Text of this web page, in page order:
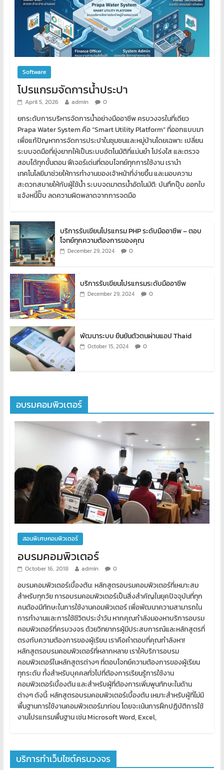
Software
โปรแกรมจัดการน้ำประปา
April 5, 2026 admin 0
ยกระดับการบริหารจัดการน้ำอย่างมืออาชีพ ครบวงจรในที่เดียว
Prapa Water System คือ “Smart Utility Platform” ที่ออกแบบมา
เพื่อแก้ปัญหาการจัดการประปาในชุมชนและหมู่บ้านโดยเฉพาะ เปลี่ยน
ระบบจดมือที่ยุ่งยากให้เป็นระบบอัตโนมัติที่แม่นยำ โปร่งใส และตรวจ
สอบได้ทุกขั้นตอน ฟีเจอร์เด่นที่ตอบโจทย์ทุกการใช้งาน เรานำ
เทคโนโลยีมาช่วยให้การทำงานของเจ้าหน้าที่ง่ายขึ้น และมอบความ
สะดวกสบายให้กับผู้ใช้น้ำ ระบบจดมาตรน้ำอัตโนมัติ: บันทึกปุ๊บ ออกใบ
แจ้งหนี้ปั๊บ ลดความผิดพลาดจากการจดมือ
บริการรับเขียนโปรแกรม PHP ระดับมืออาชีพ – ตอบ
โจทย์ทุกความต้องการของคุณ
December 29, 2024 0
บริการรับเขียนโปรแกรมระดับมืออาชีพ
December 29, 2024 0
พัฒนาระบบ ยืนยันตัวตนผ่านแอป Thaid
October 15, 2024 0
อบรมคอมพิวเตอร์
สอนพิเศษคอมพิวเตอร์
อบรมคอมพิวเตอร์
October 16, 2018 admin 0
อบรมคอมพิวเตอร์เบื้องต้น: หลักสูตรอบรมคอมพิวเตอร์ที่เหมาะสม
สำหรับทุกวัย การอบรมคอมพิวเตอร์เป็นสิ่งสำคัญในยุคปัจจุบันที่ทุก
คนต้องมีทักษะในการใช้งานคอมพิวเตอร์ เพื่อพัฒนาความสามารถใน
การทำงานและการใช้ชีวิตประจำวัน หากคุณกำลังมองหาบริการอบรม
คอมพิวเตอร์ที่ครบวงจร ด้วยวิทยากรผู้มีประสบการณ์และหลักสูตรที่
ตรงกับความต้องการของผู้เรียน เราคือคำตอบที่คุณกำลังหา!
หลักสูตรอบรมคอมพิวเตอร์ที่หลากหลาย เราให้บริการอบรม
คอมพิวเตอร์ในหลักสูตรต่างๆ ที่ตอบโจทย์ความต้องการของผู้เรียน
ทุกระดับ ทั้งสำหรับบุคคลทั่วไปที่ต้องการเรียนรู้การใช้งาน
คอมพิวเตอร์เบื้องต้น และสำหรับผู้ที่ต้องการเพิ่มพูนทักษะในด้าน
ต่างๆ ดังนี้: หลักสูตรอบรมคอมพิวเตอร์เบื้องต้น เหมาะสำหรับผู้ที่ไม่มี
พื้นฐานการใช้งานคอมพิวเตอร์มาก่อน โดยจะเน้นการฝึกปฏิบัติการใช้
งานโปรแกรมพื้นฐาน เช่น Microsoft Word, Excel,
บริการทำเว็บไซต์ครบวงจร